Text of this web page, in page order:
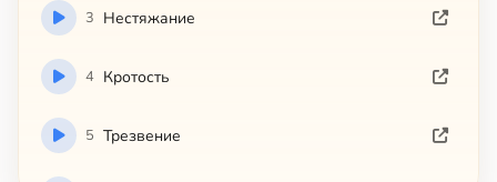
3 Нестяжание
4 Кротость
5 Трезвение